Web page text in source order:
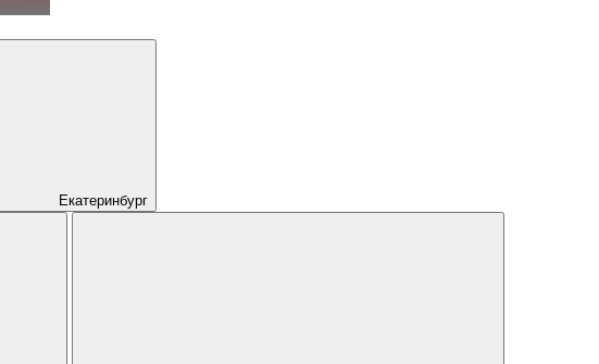
Екатеринбург